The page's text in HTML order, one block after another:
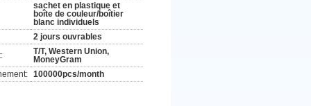
sachet en plastique et
boîte de couleur/boîtier
blanc individuels
2 jours ouvrables
T/T, Western Union,
MoneyGram
100000pcs/month